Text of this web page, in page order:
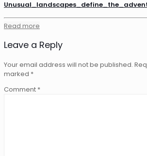
Read more
Leave a Reply
Your email address will not be published.
marked *
Comment *